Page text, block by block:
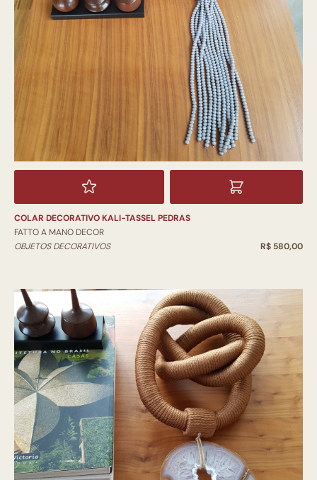
COLAR DECORATIVO KALI-TASSEL PEDRAS
FATTO A MANO DECOR
OBJETOS DECORATIVOS
R$ 580,00